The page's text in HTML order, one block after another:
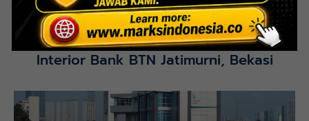
Interior Bank BTN Jatimurni, Bekasi
Lihat Detail Proyek